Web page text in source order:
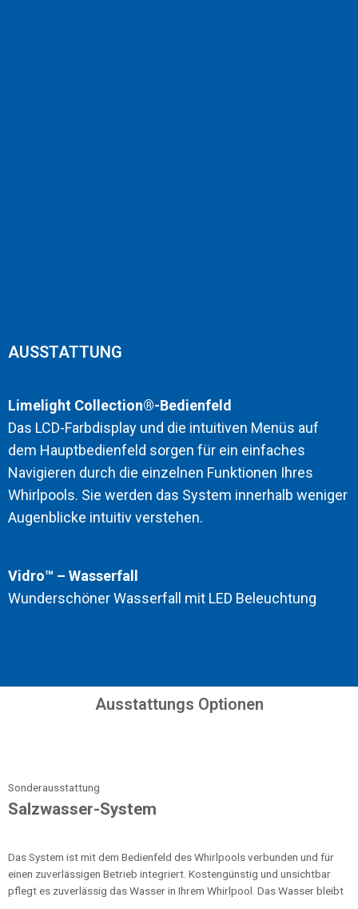
AUSSTATTUNG
Limelight Collection®-Bedienfeld
Das LCD-Farbdisplay und die intuitiven Menüs auf
dem Hauptbedienfeld sorgen für ein einfaches
Navigieren durch die einzelnen Funktionen Ihres
Whirlpools. Sie werden das System innerhalb weniger
Augenblicke intuitiv verstehen.
Vidro™ – Wasserfall
Wunderschöner Wasserfall mit LED Beleuchtung
Ausstattungs Optionen
Sonderausstattung
Salzwasser-System
Das System ist mit dem Bedienfeld des Whirlpools verbunden und für
einen zuverlässigen Betrieb integriert. Kostengünstig und unsichtbar
pflegt es zuverlässig das Wasser in Ihrem Whirlpool. Das Wasser bleibt